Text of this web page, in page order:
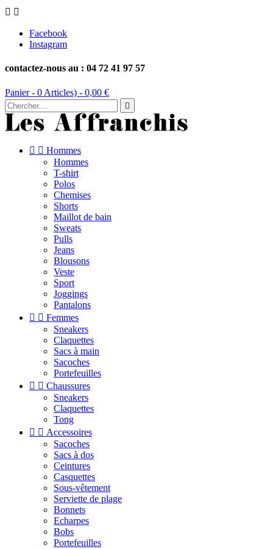
 
Facebook
Instagram
contactez-nous au : 04 72 41 97 57
Panier - 0 Articles) - 0,00 €

  Hommes
Hommes
T-shirt
Polos
Chemises
Shorts
Maillot de bain
Sweats
Pulls
Jeans
Blousons
Veste
Sport
Joggings
Pantalons
  Femmes
Sneakers
Claquettes
Sacs à main
Sacoches
Portefeuilles
  Chaussures
Sneakers
Claquettes
Tong
  Accessoires
Sacoches
Sacs à dos
Ceintures
Casquettes
Sous-vêtement
Serviette de plage
Bonnets
Echarpes
Bobs
Portefeuilles